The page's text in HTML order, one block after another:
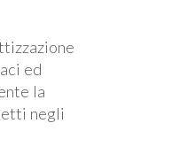
ed
la
negli